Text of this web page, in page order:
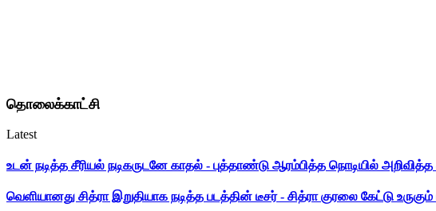
தொலைக்காட்சி
Latest
உடன் நடித்த சீரியல் நடிகருடனே காதல் - புத்தாண்டு ஆரம்பித்த நொடியில்
வெளியானது சித்ரா இறுதியாக நடித்த படத்தின் டீசர் - சித்ரா குரலை கேட்டு